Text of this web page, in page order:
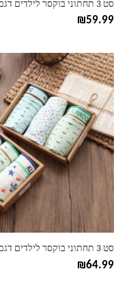
סט 3 תחתוני בוקסר לילדים דגם דינו
₪59.99
סט 3 תחתוני בוקסר לילדים דגם סנופ
₪64.99
למוצר
זה
יש
מספר
סוגים.
ניתן
לבחור
האפשרויות
המוצר